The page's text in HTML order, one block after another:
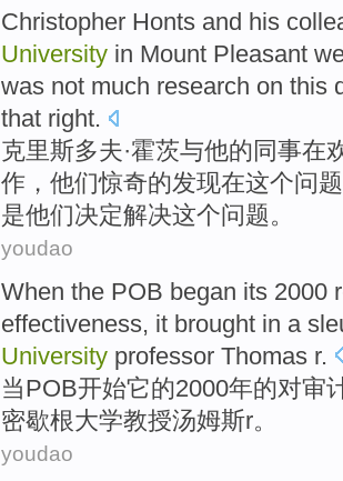
Christopher Honts and his
University in Mount Pleasant
was not much research on this
that right.
克里斯多夫·霍茨与他的 同事在
作， 他们惊奇的发现在这个问题
是他们决定解决这个问题。
youdao
When the POB began its 2000
effectiveness, it brought in a
University professor Thomas r.
当POB开始它的2000年的对审
密歇根大学教授汤姆斯r。
youdao